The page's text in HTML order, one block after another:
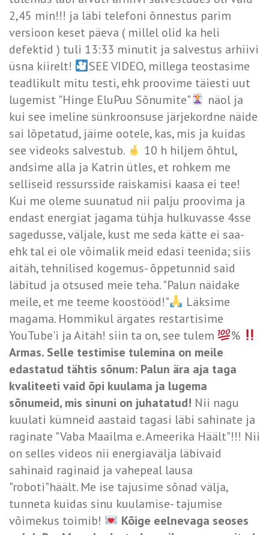
2,45 min!!! ja läbi telefoni õnnestus parim
versioon keset päeva ( millel olid ka heli
defektid ) tuli 13:33 minutit ja salvestus arhiivi
üsna kiirelt!
SEE VIDEO, millega teostasime
teadlikult mitu testi, ehk proovime täiesti uut
lugemist "Hinge EluPuu Sõnumite"
näol ja
kui see imeline sünkroonsuse järjekordne näide
sai lõpetatud, jäime ootele, kas, mis ja kuidas
see videoks salvestub.
10 h hiljem õhtul,
andsime alla ja Katrin ütles, et rohkem me
selliseid ressursside raiskamisi kaasa ei tee!
Kui me oleme suunatud nii palju proovima ja
endast energiat jagama tühja hulkuvasse 4sse
sagedusse, väljale, kust me seda kätte ei saa-
ehk tal ei ole võimalik meid edasi teenida; siis
aitäh, tehnilised kogemus- õppetunnid said
läbitud ja otsused meie teha. "Palun näidake
meile, et me teeme koostööd!"
Läksime
magama. Hommikul ärgates restartisime
YouTube'i ja Aitäh! siin ta on, see tulem
%
Armas. Selle testimise tulemina on meile
edastatud tähtis sõnum: Palun ära aja taga
kvaliteeti vaid õpi kuulama ja lugema
sõnumeid, mis sinuni on juhatatud! Nii nagu
kuulati kümneid aastaid tagasi läbi sahinate ja
raginate "Vaba Maailma e. Ameerika Häält"!!! Nii
on selles videos nii energiavälja läbivaid
sahinaid raginaid ja vahepeal lausa
"roboti"häält. Me ise tajusime sõnad välja,
tunneta kuidas sinu kuulamise- tajumise
võimekus toimib!
Kõige eelnevaga seoses